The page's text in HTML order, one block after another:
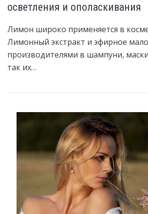
осветления и ополаскивания
Лимон широко применяется в
Лимонный экстракт и эфирное
производителями в шампуни,
так их…